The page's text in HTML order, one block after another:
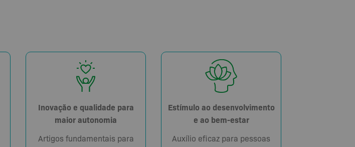
Inovação e qualidade para
maior autonomia
Artigos fundamentais para
Estímulo ao desenvolvimento
e ao bem-estar
Auxílio eficaz para pessoas